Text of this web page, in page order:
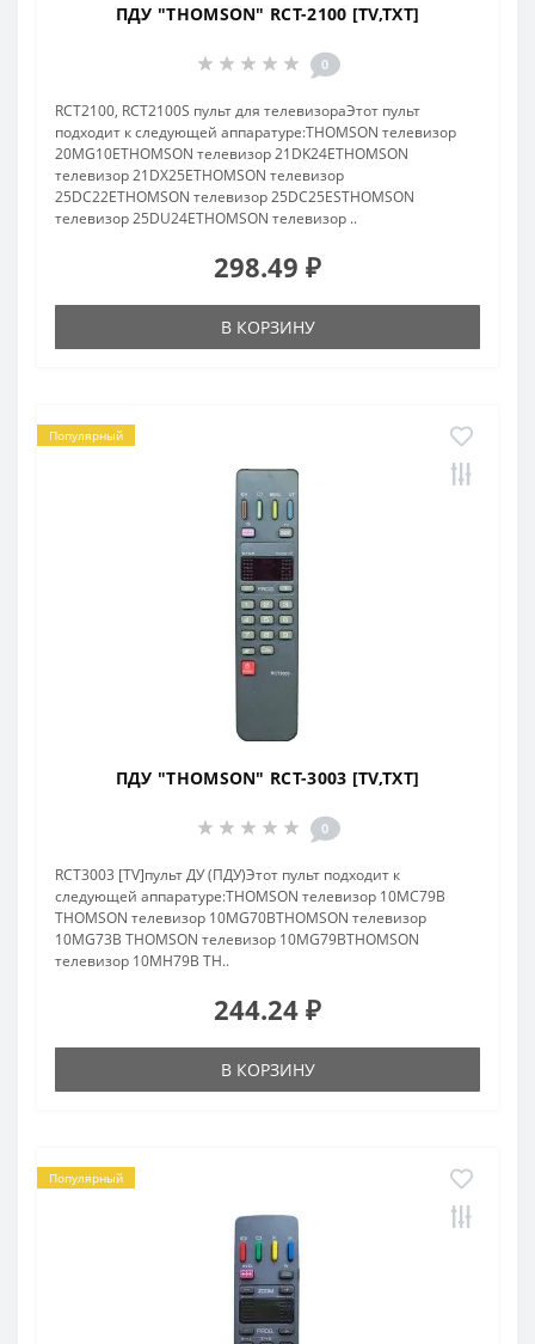
ПДУ "THOMSON" RCT-2100 [TV,TXT]
0
RCT2100, RCT2100S пульт для телевизораЭтот пульт
подходит к следующей аппаратуре:THOMSON телевизор
20MG10ETHOMSON телевизор 21DK24ETHOMSON
телевизор 21DX25ETHOMSON телевизор
25DC22ETHOMSON телевизор 25DC25ESTHOMSON
телевизор 25DU24ETHOMSON телевизор ..
298.49 ₽
В КОРЗИНУ
Популярный
ПДУ "THOMSON" RCT-3003 [TV,TXT]
0
RCT3003 [TV]пульт ДУ (ПДУ)Этот пульт подходит к
следующей аппаратуре:THOMSON телевизор 10MC79B
THOMSON телевизор 10MG70BTHOMSON телевизор
10MG73B THOMSON телевизор 10MG79BTHOMSON
телевизор 10MH79B TH..
244.24 ₽
В КОРЗИНУ
Популярный